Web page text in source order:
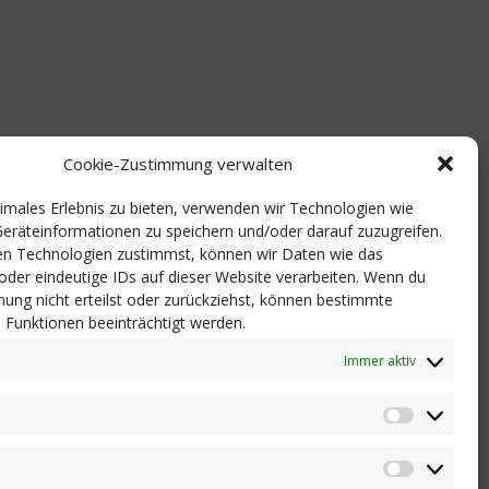
Cookie-Zustimmung verwalten
Erlebnis zu bieten, verwenden wir Technologien wie
zu speichern und/oder darauf zuzugreifen.
Technologien zustimmst, können wir Daten wie das
eindeutige IDs auf dieser Website verarbeiten. Wenn du
nicht erteilst oder zurückziehst, können bestimmte
beeinträchtigt werden.
Immer aktiv